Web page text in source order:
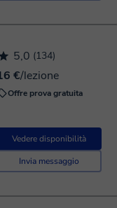
5,0 (134)
€/lezione
Offre prova gratuita
Vedere disponibilità
Invia messaggio